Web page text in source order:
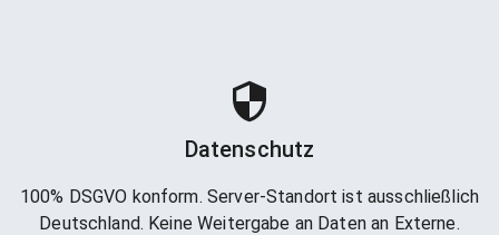
Datenschutz
100% DSGVO konform. Server-Standort ist ausschließlich
Deutschland. Keine Weitergabe an Daten an Externe.